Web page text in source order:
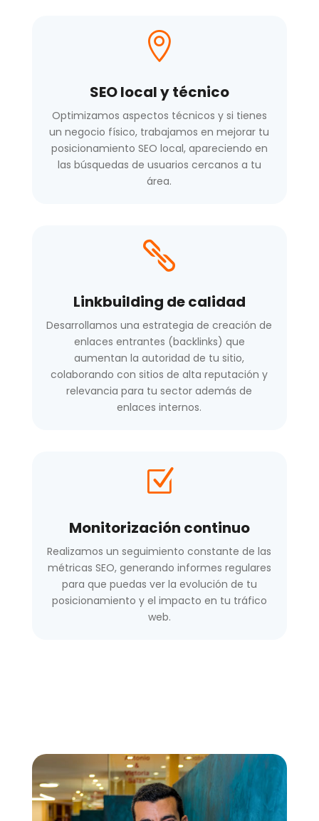

SEO local y técnico
Optimizamos aspectos técnicos y si tienes
un negocio físico, trabajamos en mejorar tu
posicionamiento SEO local, apareciendo en
las búsquedas de usuarios cercanos a tu
área.

Linkbuilding de calidad
Desarrollamos una estrategia de creación de
enlaces entrantes (backlinks) que
aumentan la autoridad de tu sitio,
colaborando con sitios de alta reputación y
relevancia para tu sector además de
enlaces internos.
Z
Monitorización continuo
Realizamos un seguimiento constante de las
métricas SEO, generando informes regulares
para que puedas ver la evolución de tu
posicionamiento y el impacto en tu tráfico
web.